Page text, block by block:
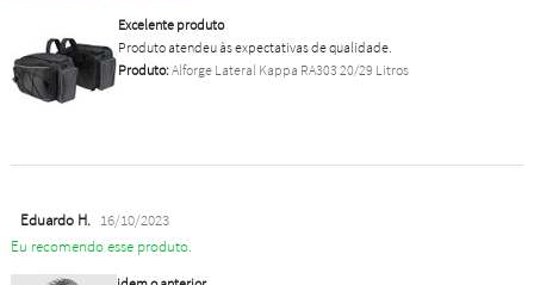
Excelente produto
Produto atendeu às expectativas de qualidade.
Produto:Alforge Lateral Kappa RA303 20/29 Litros
Eduardo H. 16/10/2023
Eu recomendo esse produto.